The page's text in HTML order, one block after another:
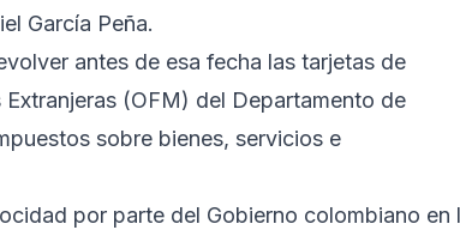
García Peña.
antes de esa fecha las tarjetas de
(OFM) del Departamento de
sobre bienes, servicios e
por parte del Gobierno colombiano en